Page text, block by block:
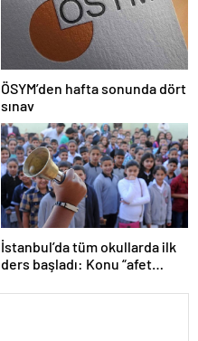
ÖSYM’den hafta sonunda dört
sınav
İstanbul’da tüm okullarda ilk
ders başladı: Konu “afet